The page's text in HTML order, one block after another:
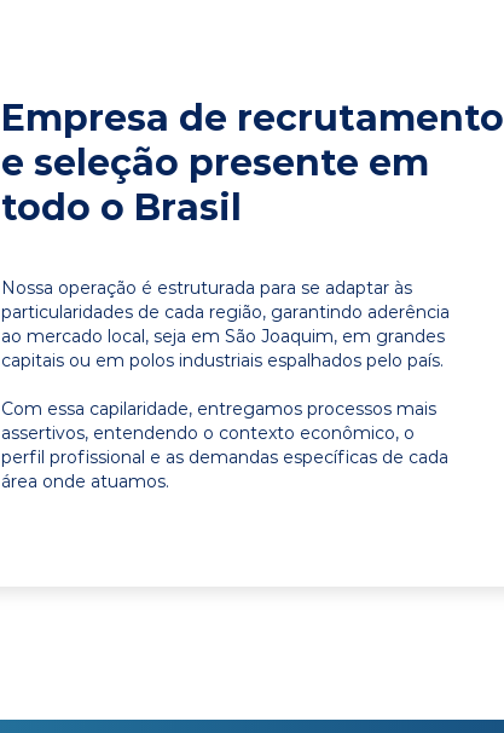
Empresa de recrutamento
e seleção presente em
todo o Brasil
Nossa operação é estruturada para se adaptar às
particularidades de cada região, garantindo aderência
ao mercado local, seja em São Joaquim, em grandes
capitais ou em polos industriais espalhados pelo país.
Com essa capilaridade, entregamos processos mais
assertivos, entendendo o contexto econômico, o
perfil profissional e as demandas específicas de cada
área onde atuamos.